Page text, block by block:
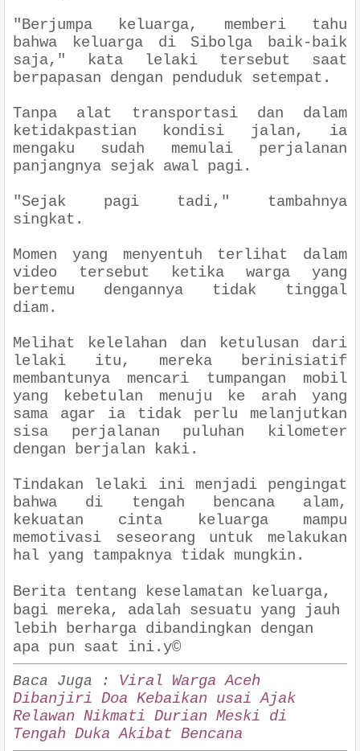
"Berjumpa keluarga, memberi tahu
bahwa keluarga di Sibolga baik-baik
saja," kata lelaki tersebut saat
berpapasan dengan penduduk setempat.
Tanpa alat transportasi dan dalam
ketidakpastian kondisi jalan, ia
mengaku sudah memulai perjalanan
panjangnya sejak awal pagi.
"Sejak pagi tadi," tambahnya
singkat.
Momen yang menyentuh terlihat dalam
video tersebut ketika warga yang
bertemu dengannya tidak tinggal
diam.
Melihat kelelahan dan ketulusan dari
lelaki itu, mereka berinisiatif
membantunya mencari tumpangan mobil
yang kebetulan menuju ke arah yang
sama agar ia tidak perlu melanjutkan
sisa perjalanan puluhan kilometer
dengan berjalan kaki.
Tindakan lelaki ini menjadi pengingat
bahwa di tengah bencana alam,
kekuatan cinta keluarga mampu
memotivasi seseorang untuk melakukan
hal yang tampaknya tidak mungkin.
Berita tentang keselamatan keluarga,
bagi mereka, adalah sesuatu yang jauh
lebih berharga dibandingkan dengan
apa pun saat ini.y©
Baca Juga : Viral Warga Aceh
Dibanjiri Doa Kebaikan usai Ajak
Relawan Nikmati Durian Meski di
Tengah Duka Akibat Bencana